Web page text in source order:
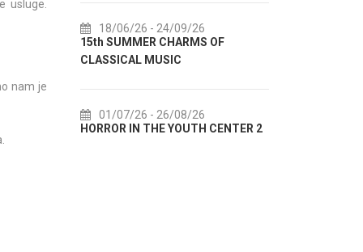
usluge.
nam je
18/07/26 - 31/08/26
Lito po domaću! - promotivna
akcija Etnografskog muzeja
22/07/26 - 27/09/26
Summer colours of Split 2026